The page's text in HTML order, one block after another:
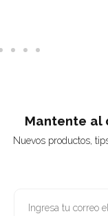
Mantente al
Nuevos productos,